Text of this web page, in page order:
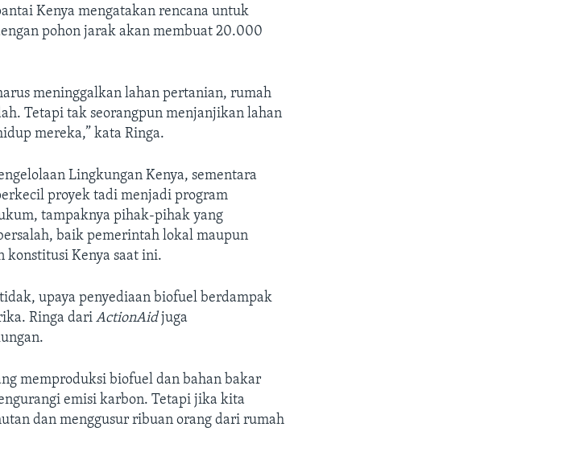
Kenya mengatakan rencana untuk
pohon jarak akan membuat 20.000
meninggalkan lahan pertanian, rumah
Tetapi tak seorangpun menjanjikan lahan
mereka,” kata Ringa.
Lingkungan Kenya, sementara
proyek tadi menjadi program
tampaknya pihak-pihak yang
baik pemerintah lokal maupun
konstitusi Kenya saat ini.
upaya penyediaan biofuel berdampak
Ringa dariActionAidjuga
memproduksi biofuel dan bahan bakar
emisi karbon. Tetapi jika kita
dan menggusur ribuan orang dari rumah